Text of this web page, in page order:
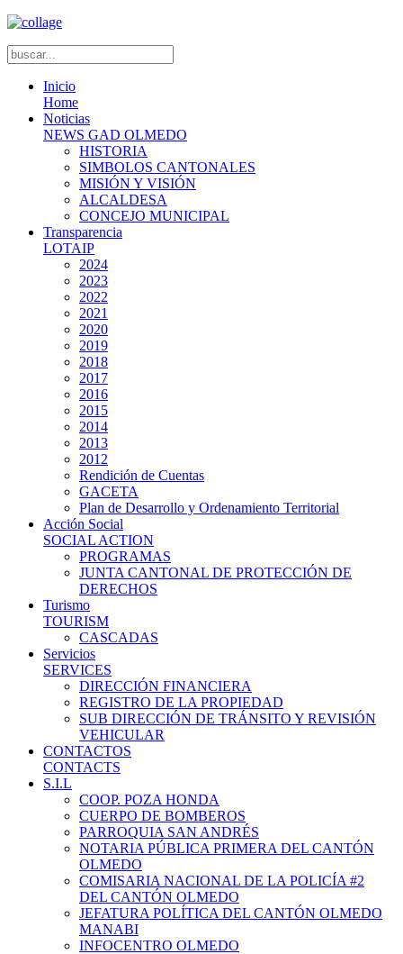
Inicio
Home
Noticias
NEWS GAD OLMEDO
HISTORIA
SIMBOLOS CANTONALES
MISIÓN Y VISIÓN
ALCALDESA
CONCEJO MUNICIPAL
Transparencia
LOTAIP
2024
2023
2022
2021
2020
2019
2018
2017
2016
2015
2014
2013
2012
Rendición de Cuentas
GACETA
Plan de Desarrollo y Ordenamiento Territorial
Acción Social
SOCIAL ACTION
PROGRAMAS
JUNTA CANTONAL DE PROTECCIÓN DE
DERECHOS
Turismo
TOURISM
CASCADAS
Servicios
SERVICES
DIRECCIÓN FINANCIERA
REGISTRO DE LA PROPIEDAD
SUB DIRECCIÓN DE TRÁNSITO Y REVISIÓN
VEHICULAR
CONTACTOS
CONTACTS
S.I.L
COOP. POZA HONDA
CUERPO DE BOMBEROS
PARROQUIA SAN ANDRÉS
NOTARIA PÚBLICA PRIMERA DEL CANTÓN
OLMEDO
COMISARIA NACIONAL DE LA POLICÍA #2
DEL CANTÓN OLMEDO
JEFATURA POLÍTICA DEL CANTÓN OLMEDO
MANABI
INFOCENTRO OLMEDO